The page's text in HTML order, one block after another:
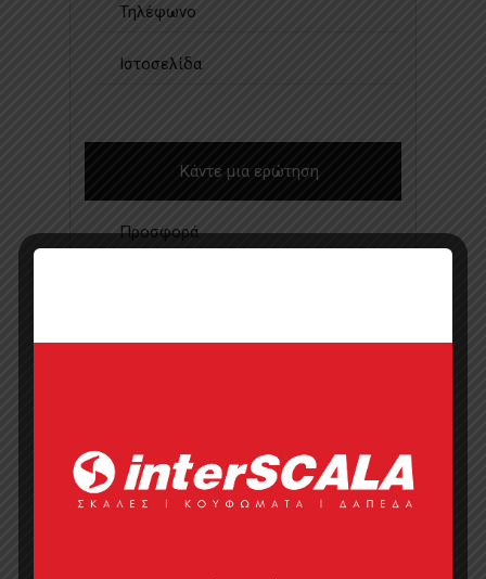
Τηλέφωνο
Ιστοσελίδα
Κάντε μια ερώτηση
Προσφορά
Categories: Collections, Design